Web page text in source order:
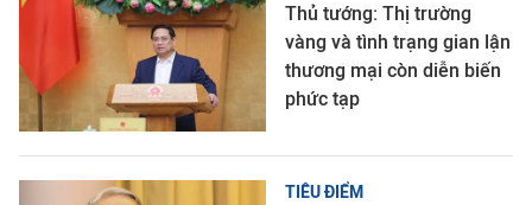
Thủ tướng: Thị trường
vàng và tình trạng gian lận
thương mại còn diễn biến
phức tạp
TIÊU ĐIỂM